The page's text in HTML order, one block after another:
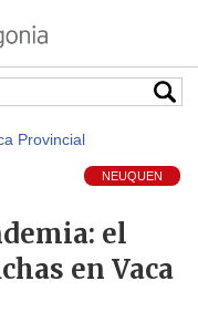
Provincial
NEUQUEN
el
en Vaca